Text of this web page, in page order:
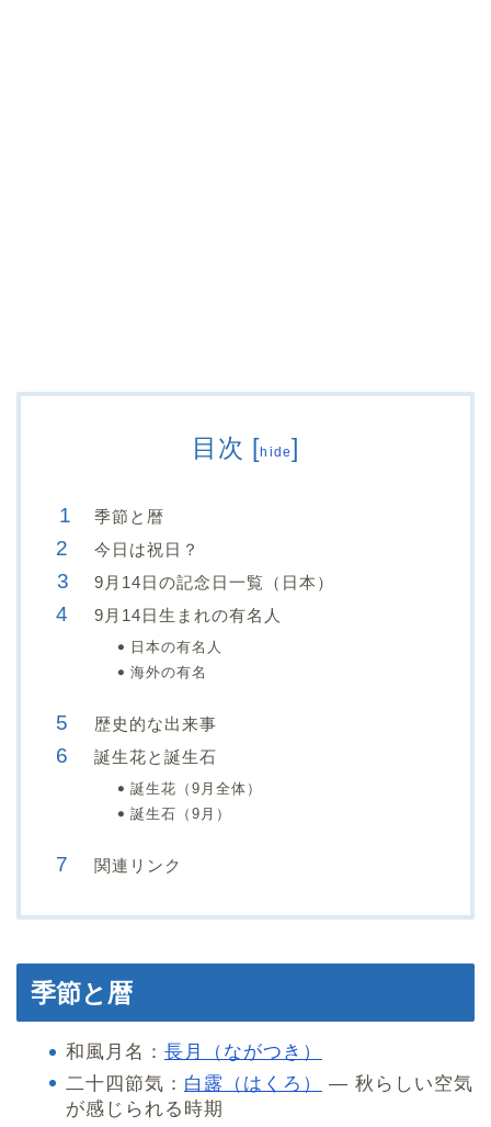
目次 [hide]
季節と暦
今日は祝日？
9月14日の記念日一覧（日本）
9月14日生まれの有名人
日本の有名人
海外の有名
歴史的な出来事
誕生花と誕生石
誕生花（9月全体）
誕生石（9月）
関連リンク
季節と暦
和風月名： 長月（ながつき）
二十四節気： 白露（はくろ）
— 秋らしい空気
が感じられる時期